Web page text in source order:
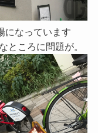
になっています
ころに問題が。